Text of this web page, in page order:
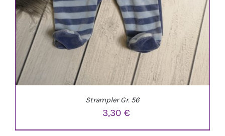
Strampler Gr. 56
3,30€